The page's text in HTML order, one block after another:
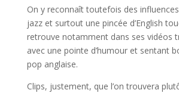
On y reconnaît toutefois des
jazz et surtout une pincée d’English
retrouve notamment dans ses vidéos
avec une pointe d’humour et sentant
pop anglaise.
Clips, justement, que l’on trouvera